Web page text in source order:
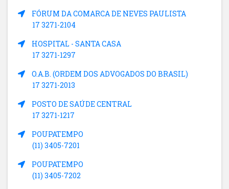
FÓRUM DA COMARCA DE NEVES PAULISTA
17 3271-2104
HOSPITAL - SANTA CASA
17 3271-1297
O.A.B. (ORDEM DOS ADVOGADOS DO BRASIL)
17 3271-2013
POSTO DE SAÚDE CENTRAL
17 3271-1217
POUPATEMPO
(11) 3405-7201
POUPATEMPO
(11) 3405-7202